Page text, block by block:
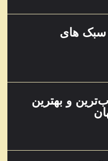
سبک های
و بهترین